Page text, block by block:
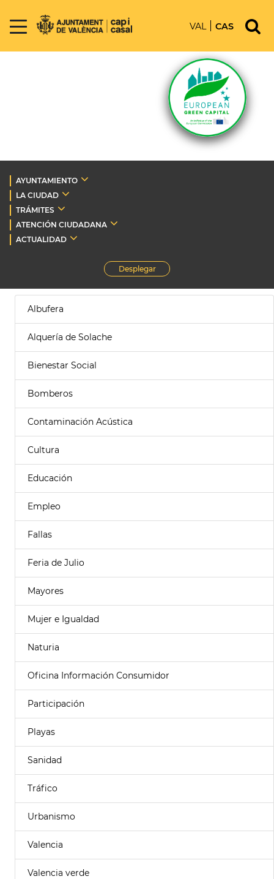
VAL CAS
AYUNTAMIENTO
LA CIUDAD
TRÁMITES
ATENCIÓN CIUDADANA
ACTUALIDAD
Desplegar
Albufera
Alquería de Solache
Bienestar Social
Bomberos
Contaminación Acústica
Cultura
Educación
Empleo
Fallas
Feria de Julio
Mayores
Mujer e Igualdad
Naturia
Oficina Información Consumidor
Participación
Playas
Sanidad
Tráfico
Urbanismo
Valencia
Valencia verde